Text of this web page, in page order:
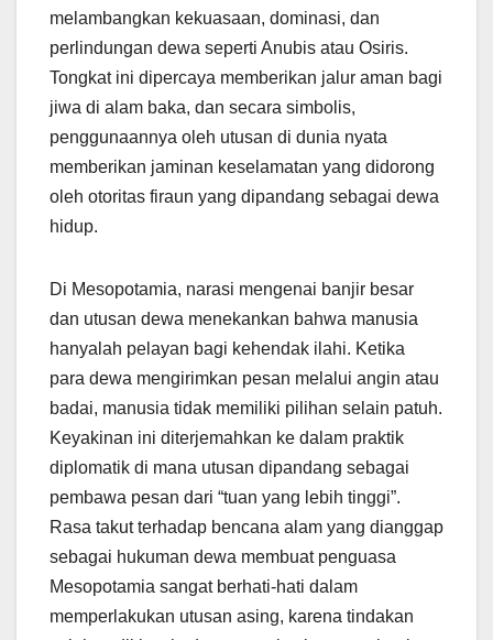
melambangkan kekuasaan, dominasi, dan
perlindungan dewa seperti Anubis atau Osiris.
Tongkat ini dipercaya memberikan jalur aman bagi
jiwa di alam baka, dan secara simbolis,
penggunaannya oleh utusan di dunia nyata
memberikan jaminan keselamatan yang didorong
oleh otoritas firaun yang dipandang sebagai dewa
hidup.
Di Mesopotamia, narasi mengenai banjir besar
dan utusan dewa menekankan bahwa manusia
hanyalah pelayan bagi kehendak ilahi. Ketika
para dewa mengirimkan pesan melalui angin atau
badai, manusia tidak memiliki pilihan selain patuh.
Keyakinan ini diterjemahkan ke dalam praktik
diplomatik di mana utusan dipandang sebagai
pembawa pesan dari “tuan yang lebih tinggi”.
Rasa takut terhadap bencana alam yang dianggap
sebagai hukuman dewa membuat penguasa
Mesopotamia sangat berhati-hati dalam
memperlakukan utusan asing, karena tindakan